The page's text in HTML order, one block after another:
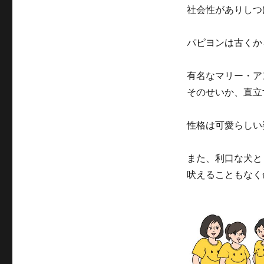
社会性がありし
パピヨンは古く
有名なマリー・
そのせいか、直
性格は可愛らし
また、利口な犬
吠えることもな